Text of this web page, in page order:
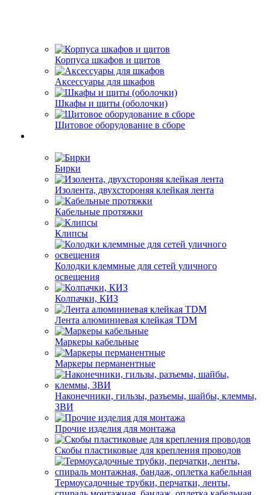
Корпуса шкафов и щитов
Аксессуары для шкафов
Шкафы и щиты (оболочки)
Щитовое оборудование в сборе
Бирки
Изолента, двухстороняя клейкая лента
Кабельные протяжки
Клипсы
Колодки клеммные для сетей уличного
освещения
Колпачки, КИЗ
Лента алюминиевая клейкая TDM
Маркеры кабельные
Маркеры перманентные
Наконечники, гильзы, разъемы, шайбы, клеммы,
ЗВИ
Прочие изделия для монтажа
Скобы пластиковые для крепления проводов
Термоусадочные трубки, перчатки, ленты,